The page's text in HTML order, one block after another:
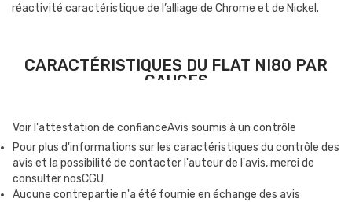
réactivité caractéristique de l’alliage de Chrome et de Nickel.
CARACTÉRISTIQUES DU FLAT NI80 PAR
GAUGES
Résistivité : 2,65 ohm/m, soit 0,26 ohm/dm
Voir l'attestation de confianceAvis soumis à un contrôle
Pour plus d'informations sur les caractéristiques du contrôle des
avis et la possibilité de contacter l'auteur de l'avis, merci de
consulter nosCGU
Aucune contrepartie n'a été fournie en échange des avis